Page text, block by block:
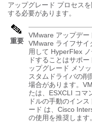
アップグレード プロセス
する必要があります。
重要
VMware アップデー
VMware ライフサイ
用して HyperFlex
ドすることはサポ
ップグレード メソ
スタムドライバの
場合があります。
たは、ESXCLI コマ
ドルの手動のイン
ード は、Cisco
の使用を推奨します。